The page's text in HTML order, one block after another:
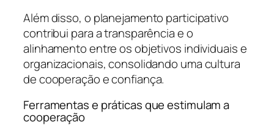
Além disso, o planejamento participativo
contribui para a transparência e o
alinhamento entre os objetivos individuais e
organizacionais, consolidando uma cultura
de cooperação e confiança.
Ferramentas e práticas que estimulam a
cooperação